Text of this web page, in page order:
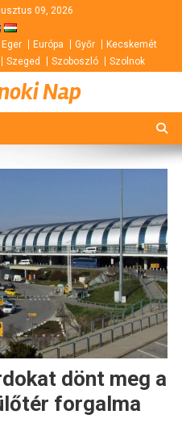
09, 2026
Eger Európa Győr
Kecskemét
Szeged Szoboszló Szolnok
Nap
dönt meg a
forgalma